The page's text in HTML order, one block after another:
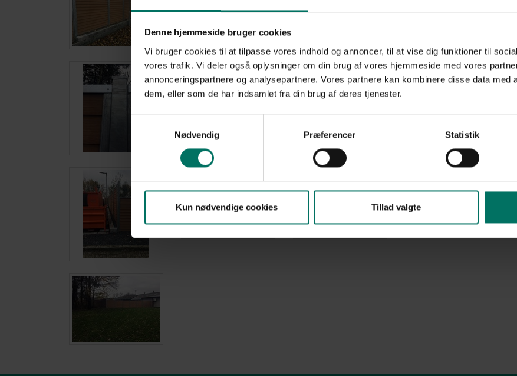
Denne hjemmeside bruger cookies
Vi bruger cookies til at tilpasse vores indhold og annoncer, til at vise dig funktioner til
vores trafik. Vi deler også oplysninger om din brug af vores hjemmeside med vores
annonceringspartnere og analysepartnere. Vores partnere kan kombinere disse data med
dem, eller som de har indsamlet fra din brug af deres tjenester.
Nødvendig
Præferencer Statistik
Kun nødvendige cookies Tillad valgte
Galvaniserede toppe
PIT Hegn's bedste anbefaling
Regnbuens farver! Et
Det betyder, at du kan give
også matcher firmaets
komposithegn til haven
komposithegn til industri
KONTAKT OS